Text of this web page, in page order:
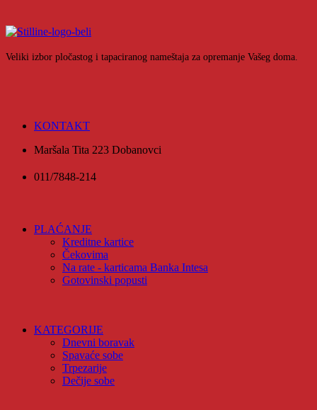
Veliki izbor pločastog i tapaciranog nameštaja za opremanje Vašeg doma.
KONTAKT
Maršala Tita 223 Dobanovci
011/7848-214
PLAĆANJE
Kreditne kartice
Čekovima
Na rate - karticama Banka Intesa
Gotovinski popusti
KATEGORIJE
Dnevni boravak
Spavaće sobe
Trpezarije
Dečije sobe